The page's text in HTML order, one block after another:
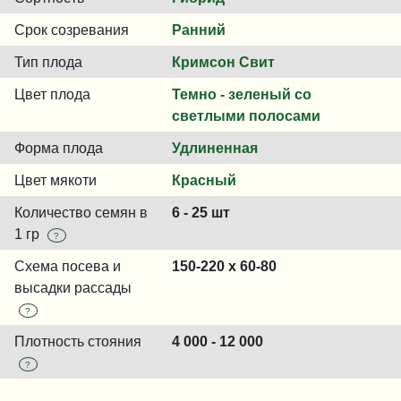
Срок созревания Ранний
Тип плода Кримсон Свит
Цвет плода
Темно - зеленый со
светлыми полосами
Форма плода Удлиненная
Цвет мякоти Красный
Количество семян в
1 гр
?
6 - 25 шт
Схема посева и
высадки рассады
?
150-220 x 60-80
Плотность стояния
?
4 000 - 12 000